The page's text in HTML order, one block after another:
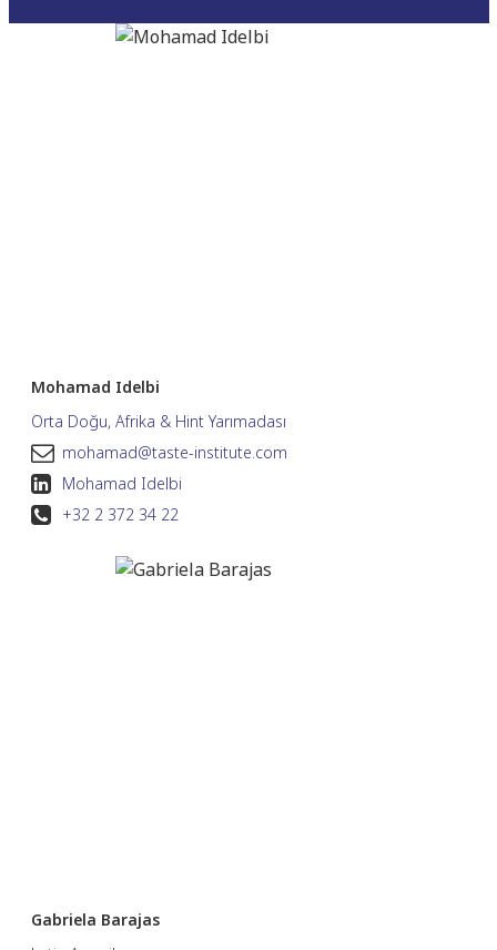
Mohamad Idelbi
Orta Doğu, Afrika & Hint Yarımadası
mohamad@taste-institute.com
Mohamad Idelbi
+32 2 372 34 22
Gabriela Barajas